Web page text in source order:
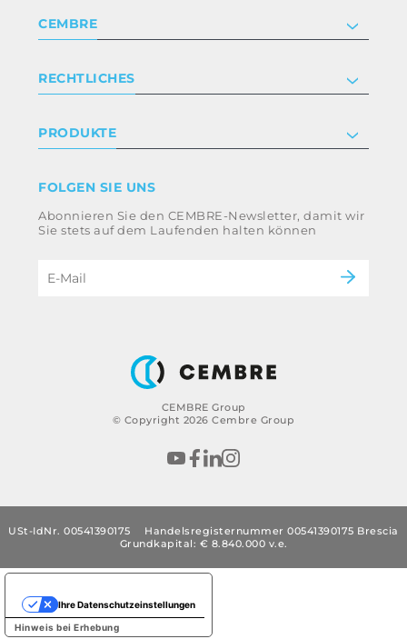
CEMBRE Group
© Copyright 2026 Cembre Group
CEMBRE
Zertifizierung
Arbeite mit uns
RECHTLICHES
Geschäftsbedingungen
Whistleblowing
Ethikkodex und Antikorruptionsrichtlinie der
Gruppe
PRODUKTE
Energie
B2B Disclaimer
FOLGEN SIE UNS
Abonnieren Sie den CEMBRE-Newsletter, damit wir
Sie stets auf dem Laufenden halten können
USt-IdNr. 00541390175
Handelsregisternummer 00541390175 Brescia
Grundkapital: € 8.840.000 v.e.
Hinweis bei Erhebung
Ihre Datenschutzeinstellungen